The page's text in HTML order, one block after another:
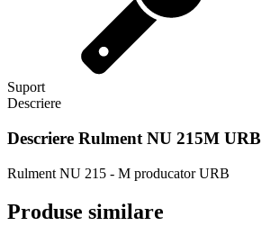
Suport
Descriere
Descriere Rulment NU 215M URB
Rulment NU 215 - M producator URB
Produse similare